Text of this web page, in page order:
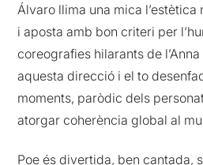
Álvaro llima una mica l’estètica
i aposta amb bon criteri per
coreografies hilarants de
aquesta direcció i el to
moments, paròdic dels
atorgar coherència global al
Poe és divertida, ben cantada,